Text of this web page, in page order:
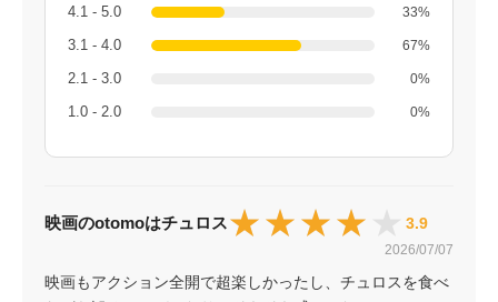
4.1 - 5.0 33%
3.1 - 4.0 67%
2.1 - 3.0 0%
1.0 - 2.0 0%
映画のotomoはチュロス★★★★★
★★★★★ 3.9
2026/07/07
映画もアクション全開で超楽しかったし、チュロスを食べ